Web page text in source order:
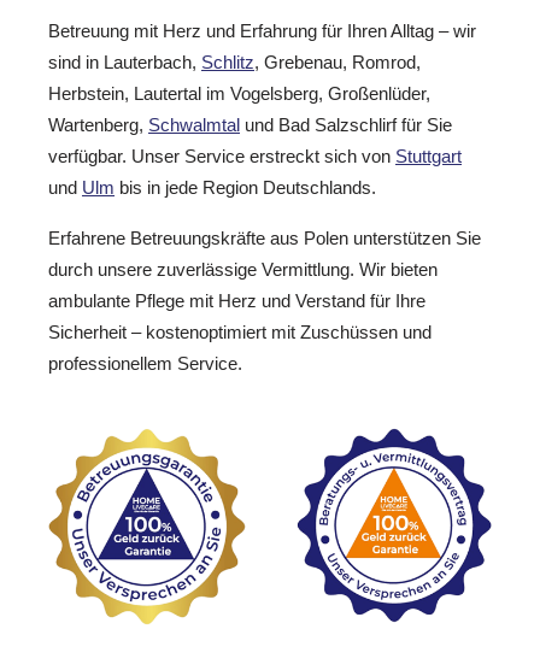
Betreuung mit Herz und Erfahrung für Ihren Alltag – wir
sind in Lauterbach, Schlitz, Grebenau, Romrod,
Herbstein, Lautertal im Vogelsberg, Großenlüder,
Wartenberg, Schwalmtal und Bad Salzschlirf für Sie
verfügbar. Unser Service erstreckt sich von Stuttgart
und Ulm bis in jede Region Deutschlands.
Erfahrene Betreuungskräfte aus Polen unterstützen Sie
durch unsere zuverlässige Vermittlung. Wir bieten
ambulante Pflege mit Herz und Verstand für Ihre
Sicherheit – kostenoptimiert mit Zuschüssen und
professionellem Service.